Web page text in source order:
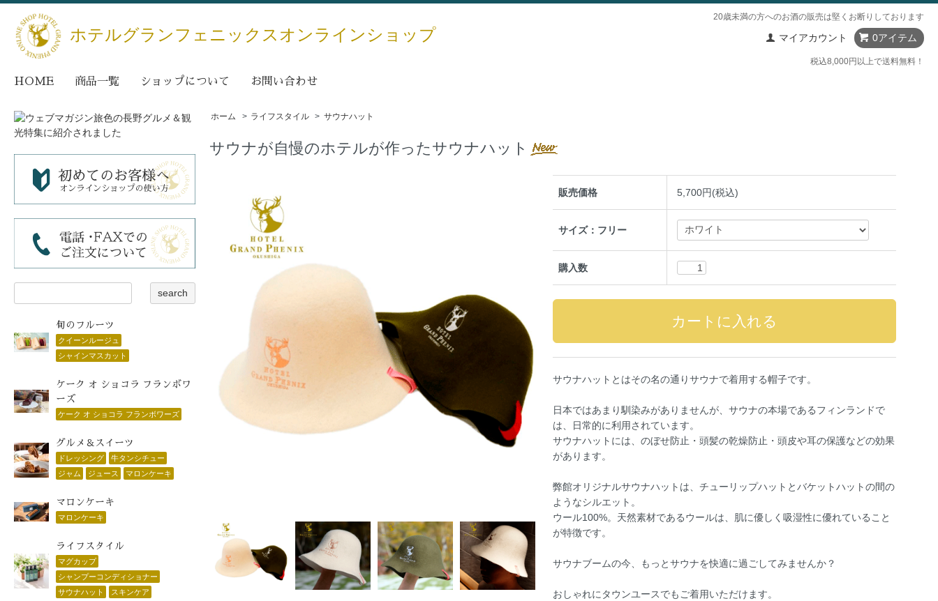
ホテルグランフェニックスオンラインショップ
20歳未満の方へのお酒の販売は堅くお断りしております
マイアカウント 0アイテム
税込8,000円以上で送料無料！
HOME 商品一覧 ショップについて お問い合わせ
旬のフルーツ
クイーンルージュ
シャインマスカット
ケーク オ ショコラ フランボワ
ーズ
ケーク オ ショコラ フランボワーズ
グルメ＆スイーツ
ドレッシング
牛タンシチュー
ジャム
ジュース マロンケーキ
マロンケーキ
マロンケーキ
ライフスタイル
マグカップ
シャンプーコンディショナー
サウナハット
スキンケア
ホーム > ライフスタイル > サウナハット
サウナが自慢のホテルが作ったサウナハット
販売価格 5,700円(税込)
サイズ：フリー
購入数
サウナハットとはその名の通りサウナで着用する帽子です。
日本ではあまり馴染みがありませんが、サウナの本場であるフィンランドで
は、日常的に利用されています。
サウナハットには、のぼせ防止・頭髪の乾燥防止・頭皮や耳の保護などの効果
があります。
弊館オリジナルサウナハットは、チューリップハットとバケットハットの間の
ようなシルエット。
ウール100%。天然素材であるウールは、肌に優しく吸湿性に優れていること
が特徴です。
サウナブームの今、もっとサウナを快適に過ごしてみませんか？
おしゃれにタウンユースでもご着用いただけます。